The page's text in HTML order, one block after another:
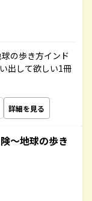
の歩き方インド
出して欲しい1冊
詳細を見る
～地球の歩き